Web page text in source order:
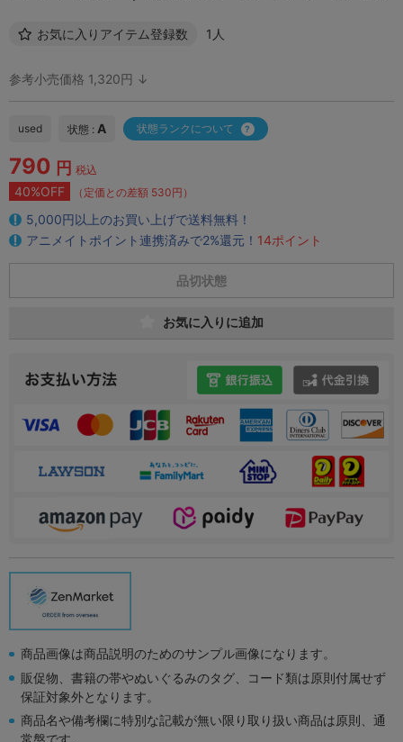
お気に入りアイテム登録数 1人
参考小売価格 1,320円 ↓
used 状態 : A 状態ランクについて
790 円 税込
40%OFF （定価との差額 530円）
5,000円以上のお買い上げで送料無料！
アニメイトポイント連携済みで2%還元！ 14ポイント
品切状態
お気に入りに追加
商品画像は商品説明のためのサンプル画像になります。
販促物、書籍の帯やぬいぐるみのタグ、コード類は原則付属せず
保証対象外となります。
商品名や備考欄に特別な記載が無い限り取り扱い商品は原則、通